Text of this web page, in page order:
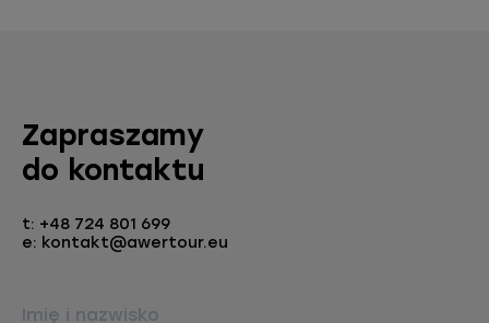
Zapraszamy
do kontaktu
t: +48 724 801 699
e: kontakt@awertour.eu